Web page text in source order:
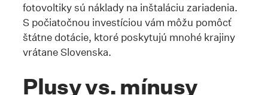
fotovoltiky sú náklady na inštaláciu zariadenia.
S počiatočnou investíciou vám môžu pomôcť
štátne dotácie, ktoré poskytujú mnohé krajiny
vrátane Slovenska.
Plusy vs. mínusy